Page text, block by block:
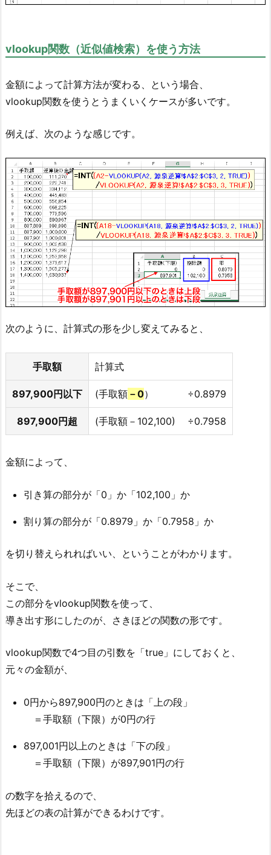
vlookup関数（近似値検索）を使う方法
金額によって計算方法が変わる、という場合、
vlookup関数を使うとうまくいくケースが多いです。
例えば、次のような感じです。
次のように、計算式の形を少し変えてみると、
手取額 計算式
897,900円以下 (手取額 －0） ÷0.8979
897,900円超 (手取額－102,100) ÷0.7958
金額によって、
引き算の部分が「0」か「102,100」か
割り算の部分が「0.8979」か「0.7958」か
を切り替えられればいい、ということがわかります。
そこで、
この部分をvlookup関数を使って、
導き出す形にしたのが、さきほどの関数の形です。
vlookup関数で4つ目の引数を「true」にしておくと、
元々の金額が、
0円から897,900円のときは「上の段」
＝手取額（下限）が0円の行
897,001円以上のときは「下の段」
＝手取額（下限）が897,901円の行
の数字を拾えるので、
先ほどの表の計算ができるわけです。